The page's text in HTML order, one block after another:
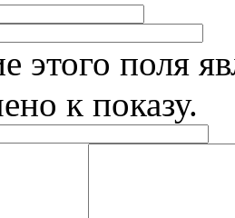
этого поля
к показу.